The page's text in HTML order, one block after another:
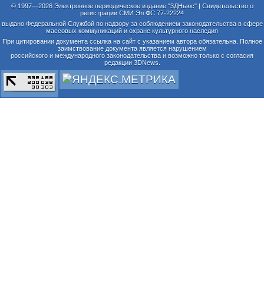
© 1997—2026 Электронное периодическое издание "3ДНьюс" | Свидетельство о
регистрации СМИ Эл ФС 77-22224
выдано Федеральной Службой по надзору за соблюдением законодательства в сфере
массовых коммуникаций и охране культурного наследия
При цитировании документа ссылка на сайт с указанием автора обязательна. Полное
заимствование документа является нарушением
российского и международного законодательства и возможно только с согласия
редакции 3DNews.